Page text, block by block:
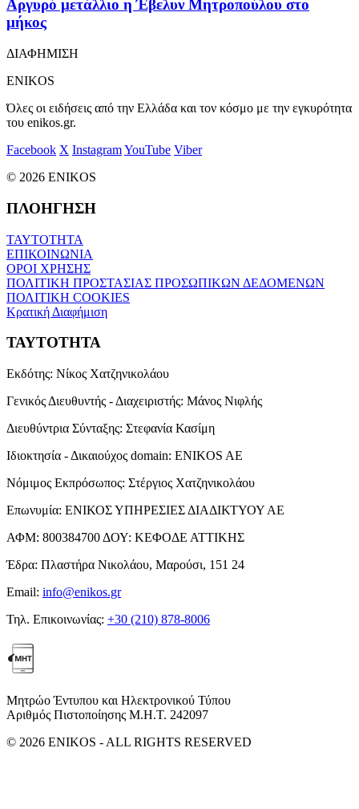
Αργυρό μετάλλιο η Έβελυν Μητροπούλου στο
μήκος
ΔΙΑΦΗΜΙΣΗ
ENIKOS
Όλες οι ειδήσεις από την Ελλάδα και τον κόσμο με την εγκυρότητα
του enikos.gr.
Facebook X InstagramYouTube Viber
© 2026 ENIKOS
ΠΛΟΗΓΗΣΗ
ΤΑΥΤΟΤΗΤΑ
ΕΠΙΚΟΙΝΩΝΙΑ
ΟΡΟΙ ΧΡΗΣΗΣ
ΠΟΛΙΤΙΚΗ ΠΡΟΣΤΑΣΙΑΣ ΠΡΟΣΩΠΙΚΩΝ ΔΕΔΟΜΕΝΩΝ
ΠΟΛΙΤΙΚΗ COOKIES
Κρατική Διαφήμιση
ΤΑΥΤΟΤΗΤΑ
Εκδότης: Νίκος Χατζηνικολάου
Γενικός Διευθυντής - Διαχειριστής: Μάνος Νιφλής
Διευθύντρια Σύνταξης: Στεφανία Κασίμη
Ιδιοκτησία - Δικαιούχος domain: ENIKOS AE
Νόμιμος Εκπρόσωπος: Στέργιος Χατζηνικολάου
Επωνυμία: ΕΝΙΚΟΣ ΥΠΗΡΕΣΙΕΣ ΔΙΑΔΙΚΤΥΟΥ ΑΕ
ΑΦΜ: 800384700 ΔΟΥ: ΚΕΦΟΔΕ ΑΤΤΙΚΗΣ
Έδρα: Πλαστήρα Νικολάου, Μαρούσι, 151 24
Email: info@enikos.gr
Τηλ. Επικοινωνίας: +30 (210) 878-8006
Μητρώο Έντυπου και Ηλεκτρονικού Τύπου
Αριθμός Πιστοποίησης Μ.Η.Τ. 242097
© 2026 ENIKOS - ALL RIGHTS RESERVED